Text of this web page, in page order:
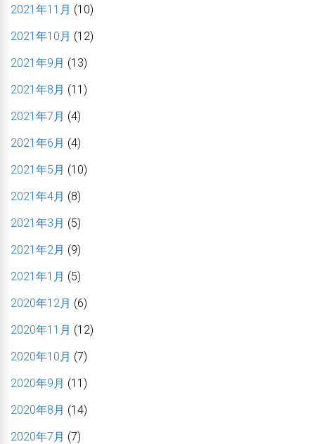
2021年11月 (10)
2021年10月 (12)
2021年9月 (13)
2021年8月 (11)
2021年7月 (4)
2021年6月 (4)
2021年5月 (10)
2021年4月 (8)
2021年3月 (5)
2021年2月 (9)
2021年1月 (5)
2020年12月 (6)
2020年11月 (12)
2020年10月 (7)
2020年9月 (11)
2020年8月 (14)
2020年7月 (7)